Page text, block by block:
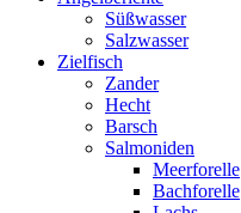
Süßwasser
Salzwasser
Zielfisch
Zander
Hecht
Barsch
Salmoniden
Meerforelle
Bachforelle